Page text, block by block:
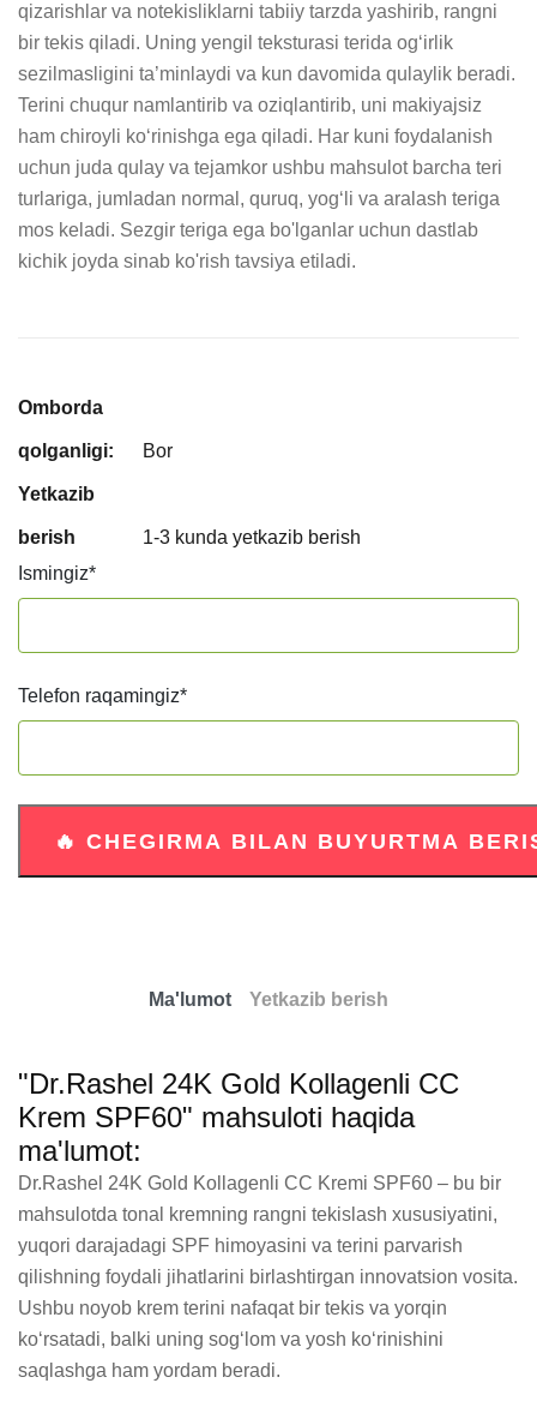
qizarishlar va notekisliklarni tabiiy tarzda yashirib, rangni
bir tekis qiladi. Uning yengil teksturasi terida og‘irlik
sezilmasligini ta’minlaydi va kun davomida qulaylik beradi.
Terini chuqur namlantirib va oziqlantirib, uni makiyajsiz
ham chiroyli ko‘rinishga ega qiladi. Har kuni foydalanish
uchun juda qulay va tejamkor ushbu mahsulot barcha teri
turlariga, jumladan normal, quruq, yog‘li va aralash teriga
mos keladi. Sezgir teriga ega bo'lganlar uchun dastlab
kichik joyda sinab ko'rish tavsiya etiladi.
Omborda
qolganligi: Bor
Yetkazib
berish
1-3 kunda yetkazib berish
Ismingiz*
Telefon raqamingiz*
Ma'lumot Yetkazib berish
"Dr.Rashel 24K Gold Kollagenli CC
Krem SPF60" mahsuloti haqida
ma'lumot:
Dr.Rashel 24K Gold Kollagenli CC Kremi SPF60 – bu bir
mahsulotda tonal kremning rangni tekislash xususiyatini,
yuqori darajadagi SPF himoyasini va terini parvarish
qilishning foydali jihatlarini birlashtirgan innovatsion vosita.
Ushbu noyob krem terini nafaqat bir tekis va yorqin
ko‘rsatadi, balki uning sog‘lom va yosh ko‘rinishini
saqlashga ham yordam beradi.